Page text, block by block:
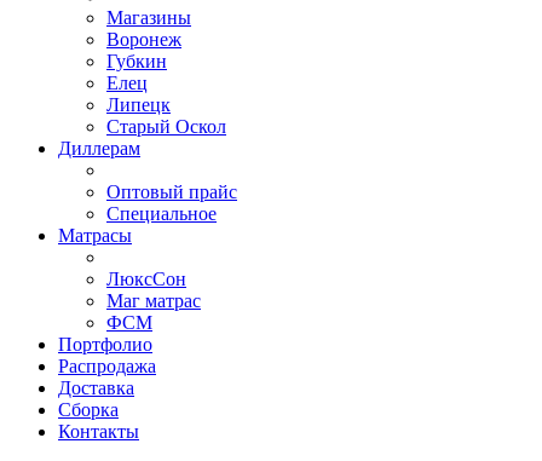
Магазины
Воронеж
Губкин
Елец
Липецк
Старый Оскол
Диллерам
Оптовый прайс
Специальное
Матрасы
ЛюксСон
Маг матрас
ФСМ
Портфолио
Распродажа
Доставка
Сборка
Контакты